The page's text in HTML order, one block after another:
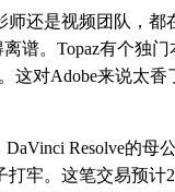
还是视频团队，都
谱。Topaz有个独
这对Adobe来说太
Resolve的母
牢。这笔交易预计